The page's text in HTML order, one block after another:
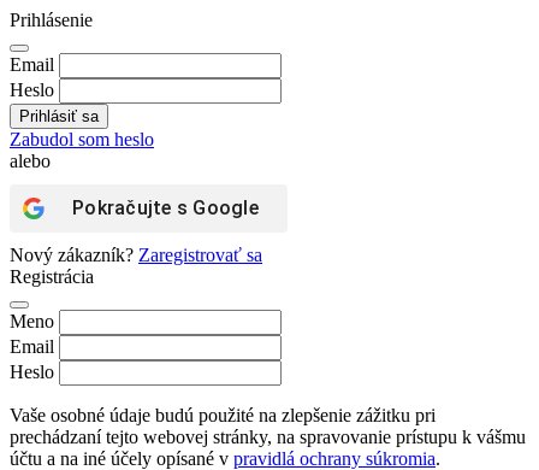
Prihlásenie
Email
Heslo
Zabudol som heslo
alebo
Pokračujte s Google
Nový zákazník? Zaregistrovať sa
Registrácia
Meno
Email
Heslo
Vaše osobné údaje budú použité na zlepšenie zážitku pri
prechádzaní tejto webovej stránky, na spravovanie prístupu k vášmu
účtu a na iné účely opísané v pravidlá ochrany súkromia.